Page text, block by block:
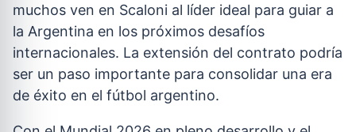
muchos ven en Scaloni al líder ideal para guiar a
la Argentina en los próximos desafíos
internacionales. La extensión del contrato podría
ser un paso importante para consolidar una era
de éxito en el fútbol argentino.